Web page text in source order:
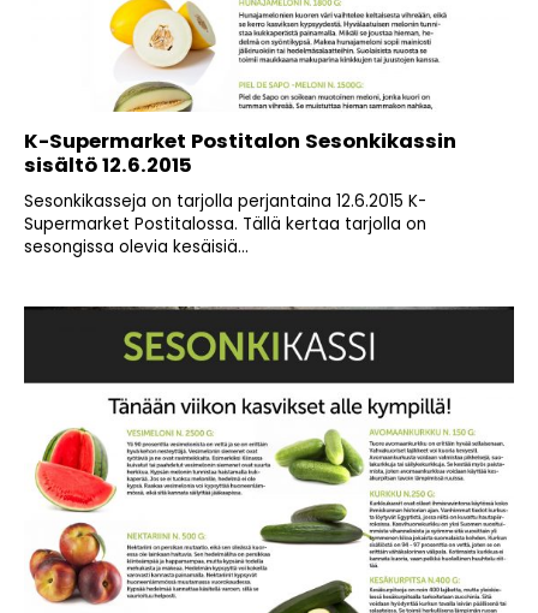
K-Supermarket Postitalon Sesonkikassin
sisältö 12.6.2015
Sesonkikasseja on tarjolla perjantaina 12.6.2015 K-
Supermarket Postitalossa. Tällä kertaa tarjolla on
sesongissa olevia kesäisiä...